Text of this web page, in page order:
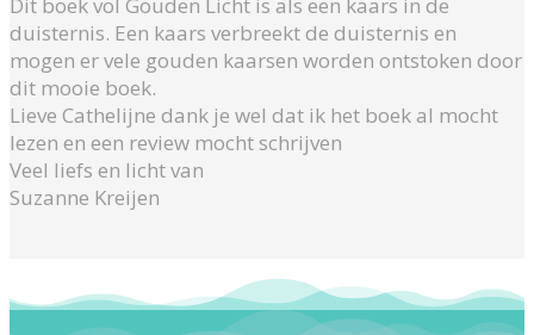
duisternis. Een kaars verbreekt de duisternis en
mogen er vele gouden kaarsen worden ontstoken door
dit mooie boek.
Lieve Cathelijne dank je wel dat ik het boek al mocht
lezen en een review mocht schrijven
Veel liefs en licht van
Suzanne Kreijen